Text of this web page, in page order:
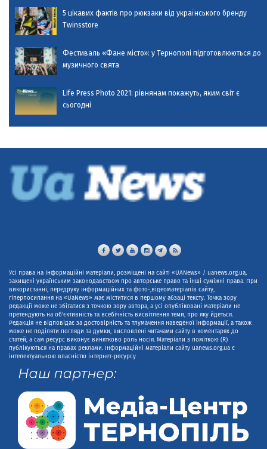
5 цікавих фактів про рюкзаки від українського бренду
Twinsstore
Фестиваль «Фане місто»: у Тернополі підготовлюються до
музичного свята
Life Press Photo 2021: рівнянам покажуть, яким світ є
сьогодні
Усі права на інформаційні матеріали, розміщені на сайті «UANews» / uanews.org.ua,
захищені українським законодавством про авторське право та інші суміжні права. При
використанні, передруку інформаційних та фото-,відеоматеріалів сайту,
гіперпосилання на «UaNews» має міститися в першому абзаці тексту. Точка зору
редакції може не збігатися з точкою зору автора, а усі опубліковані матеріали не
претендують на об'єктивність та всебічність висвітлення теми, про яку йдеться.
Редакція не відповідає за достовірність та тлумачення наведеної інформації, а також
може не поділяти погляди та думки, висловлені читачами сайту в коментарях до
статей, а сам ресурс виконує винятково роль носія. Матеріали з поміткою (R)
публікуються на правах реклами. Інформаційні матеріали сайту uanews.org.ua є
інтелектуальною власністю інтернет-ресурсу